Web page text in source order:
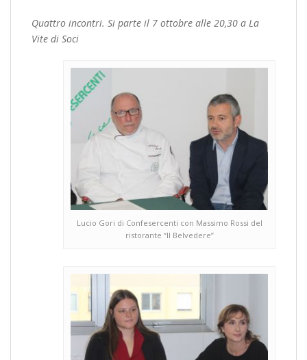
Quattro incontri. Si parte il 7 ottobre alle 20,30 a La
Vite di Soci
Lucio Gori di Confesercenti con Massimo Rossi del
ristorante “Il Belvedere”